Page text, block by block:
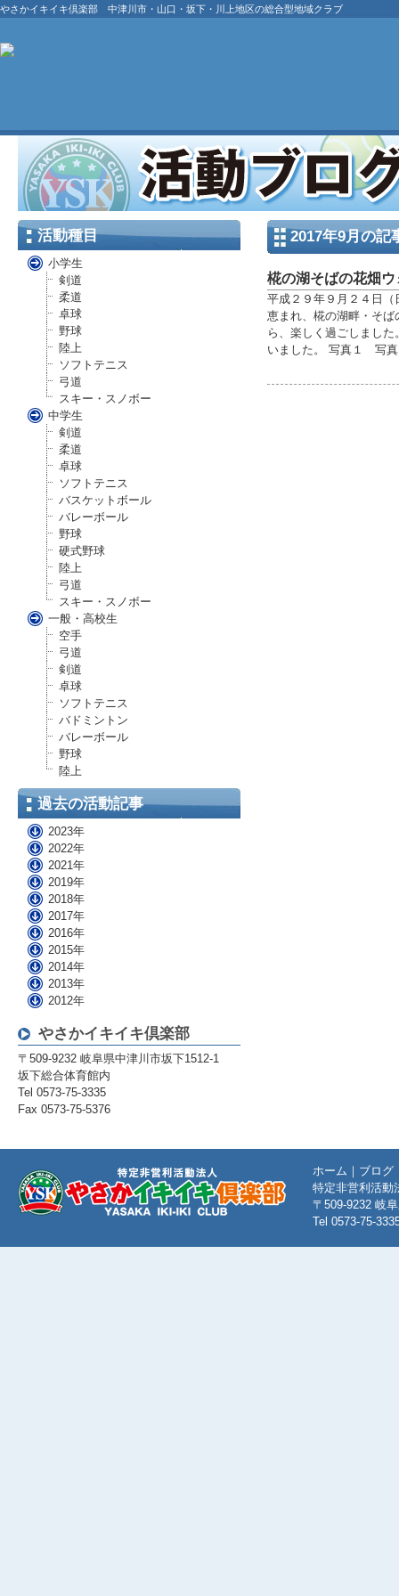
やさかイキイキ倶楽部 中津川市・山口・坂下・川上地区の総合型地域クラブ
活動種目
小学生
剣道
柔道
卓球
野球
陸上
ソフトテニス
弓道
スキー・スノボー
中学生
剣道
柔道
卓球
ソフトテニス
バスケットボール
バレーボール
野球
硬式野球
陸上
弓道
スキー・スノボー
一般・高校生
空手
弓道
剣道
卓球
ソフトテニス
バドミントン
バレーボール
野球
陸上
過去の活動記事
2023年
2022年
2021年
2019年
2018年
2017年
2016年
2015年
2014年
2013年
2012年
やさかイキイキ倶楽部
〒509-9232 岐阜県中津川市坂下1512-1
坂下総合体育館内
Tel 0573-75-3335
Fax 0573-75-5376
2017年9月の記
椛の湖そばの花畑
平成２９年９月２４日
恵まれ、椛の湖畔・そ
ら、楽しく過ごしまし
いました。 写真１ 写
ホーム ｜ ブログ
特定非営利活動
〒509-9232 岐
Tel 0573-75-